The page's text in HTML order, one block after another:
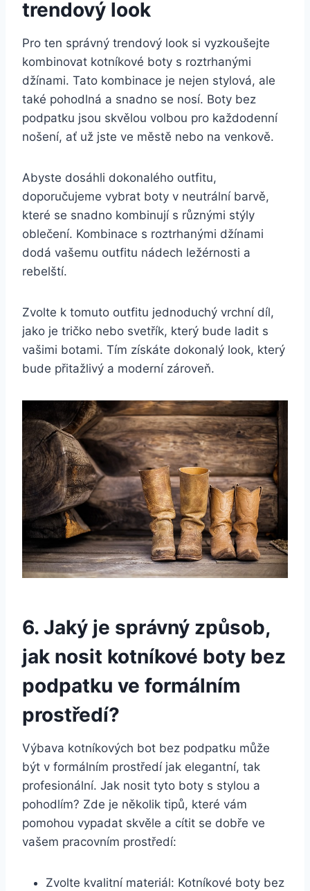
trendový look
Pro ten správný trendový look si vyzkoušejte
kombinovat kotníkové boty s roztrhanými
‌džínami. Tato kombinace je nejen stylová, ale
⁤také pohodlná a snadno se nosí. Boty ⁣bez​
podpatku jsou ⁤skvělou volbou pro každodenní
nošení, ať už jste ve městě nebo na ‍venkově.
Abyste dosáhli​ dokonalého outfitu,
⁣doporučujeme vybrat boty v neutrální barvě,⁣
které se snadno kombinují s různými‌ stýly
oblečení.​ Kombinace⁤ s ⁢roztrhanými džínami
dodá​ vašemu​ outfitu nádech ležérnosti⁤ a
rebelští.
Zvolte k tomuto ⁣outfitu jednoduchý vrchní díl,
jako je tričko nebo svetřík, ​který ‍bude ladit ⁤s
vašimi botami. Tím získáte dokonalý look, který
bude přitažlivý a moderní zároveň.
6.⁤ Jaký je správný způsob,
jak nosit kotníkové boty bez
⁢podpatku ve formálním
‌prostředí?
Výbava kotníkových bot bez⁤ podpatku může
být v formálním prostředí jak⁣ elegantní, tak⁣
profesionální. Jak nosit tyto boty s stylou ‍a
pohodlím? Zde je několik tipů, které vám
pomohou vypadat skvěle a cítit se dobře ve
vašem pracovním prostředí:
Zvolte kvalitní‌ materiál: Kotníkové boty bez